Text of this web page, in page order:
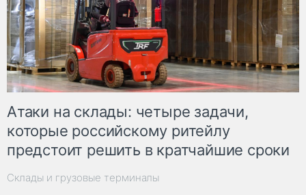
Атаки на склады: четыре задачи,
которые российскому ритейлу
предстоит решить в кратчайшие сроки
Склады и грузовые терминалы